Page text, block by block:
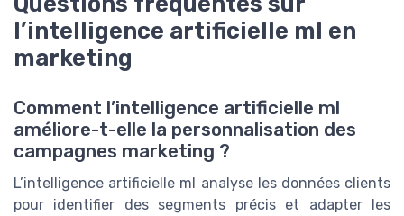
l’intelligence artificielle ml en
marketing
Comment l’intelligence artificielle ml
améliore-t-elle la personnalisation des
campagnes marketing ?
L’intelligence artificielle ml analyse les données clients
pour identifier des segments précis et adapter les